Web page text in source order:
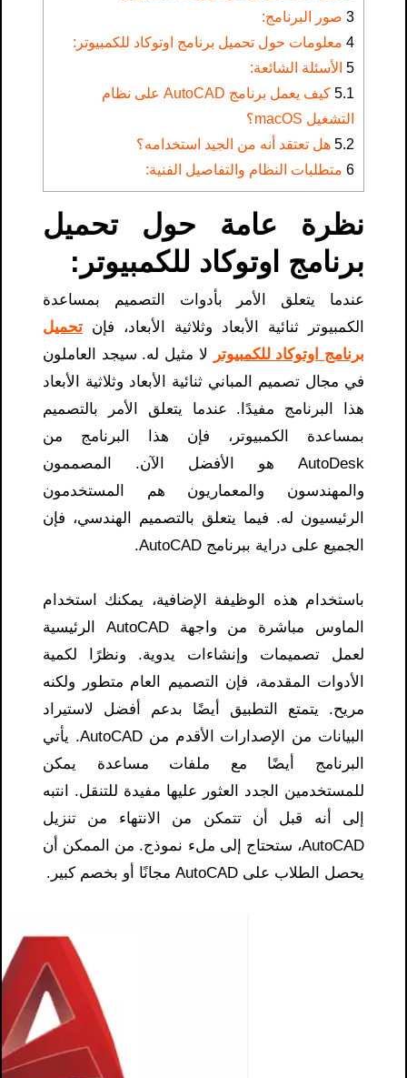
3 صور البرنامج:
4 معلومات حول تحميل برنامج اوتوكاد للكمبيوتر:
5 الأسئلة الشائعة:
5.1
كيف يعمل برنامج AutoCAD على نظام
التشغيل macOS؟
5.2 هل تعتقد أنه من الجيد استخدامه؟
6 متطلبات النظام والتفاصيل الفنية:
نظرة عامة حول تحميل
برنامج اوتوكاد للكمبيوتر:
عندما يتعلق الأمر بأدوات التصميم بمساعدة
الكمبيوتر ثنائية الأبعاد وثلاثية الأبعاد، فإن تحميل
برنامج اوتوكاد للكمبيوتر
لا مثيل له. سيجد العاملون
في مجال تصميم المباني ثنائية الأبعاد وثلاثية الأبعاد
هذا البرنامج مفيدًا. عندما يتعلق الأمر بالتصميم
بمساعدة الكمبيوتر، فإن هذا البرنامج من
AutoDesk هو الأفضل الآن. المصممون
والمهندسون والمعماريون هم المستخدمون
الرئيسيون له. فيما يتعلق بالتصميم الهندسي، فإن
الجميع على دراية ببرنامج AutoCAD.
باستخدام هذه الوظيفة الإضافية، يمكنك استخدام
الماوس مباشرة من واجهة AutoCAD الرئيسية
لعمل تصميمات وإنشاءات يدوية. ونظرًا لكمية
الأدوات المقدمة، فإن التصميم العام متطور ولكنه
مريح. يتمتع التطبيق أيضًا بدعم أفضل لاستيراد
البيانات من الإصدارات الأقدم من AutoCAD. يأتي
البرنامج أيضًا مع ملفات مساعدة يمكن
للمستخدمين الجدد العثور عليها مفيدة للتنقل. انتبه
إلى أنه قبل أن تتمكن من الانتهاء من تنزيل
AutoCAD، ستحتاج إلى ملء نموذج. من الممكن أن
يحصل الطلاب على AutoCAD مجانًا أو بخصم كبير.